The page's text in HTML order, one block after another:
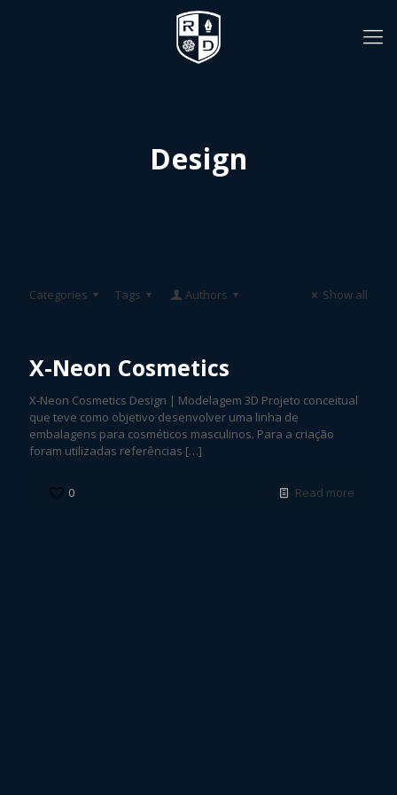
Design
Categories Tags Authors Show all
X-Neon Cosmetics
X-Neon Cosmetics Design | Modelagem 3D Projeto conceitual
que teve como objetivo desenvolver uma linha de
embalagens para cosméticos masculinos. Para a criação
foram utilizadas referências […]
0 Read more